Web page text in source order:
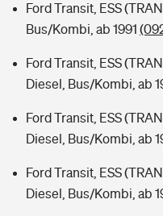
Ford Transit, ESS
Bus/Kombi, ab 1991
Ford Transit, ESS
Diesel, Bus/Kombi, ab
Ford Transit, ESS
Diesel, Bus/Kombi, ab
Ford Transit, ESS
Diesel, Bus/Kombi, ab